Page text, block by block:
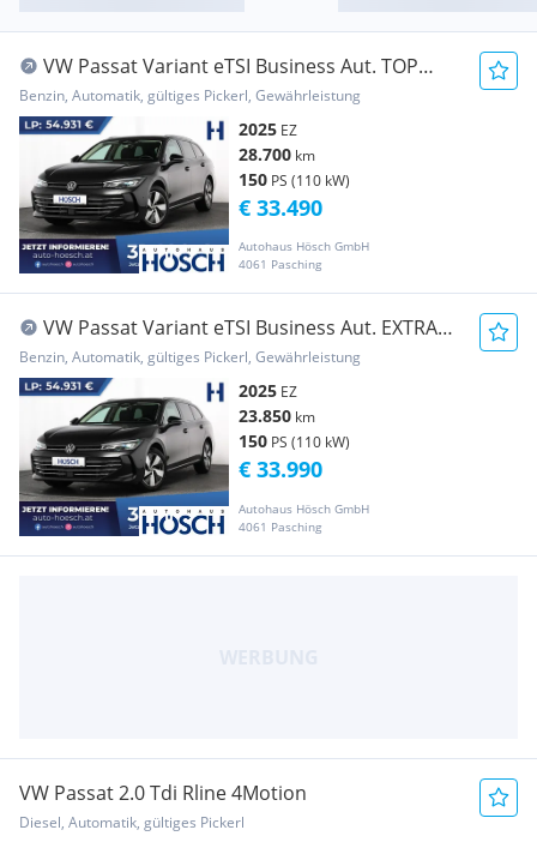
VW Passat Variant eTSI Business Aut. TOP
AKTION -43%
Benzin, Automatik, gültiges Pickerl, Gewährleistung
2025 EZ
28.700 km
150 PS (110 kW)
Autohaus Hösch GmbH
4061 Pasching
€ 33.490
VW Passat Variant eTSI Business Aut. EXTRAS
MEGADE...
Benzin, Automatik, gültiges Pickerl, Gewährleistung
2025 EZ
23.850 km
150 PS (110 kW)
Autohaus Hösch GmbH
4061 Pasching
€ 33.990
VW Passat 2.0 Tdi Rline 4Motion
Diesel, Automatik, gültiges Pickerl